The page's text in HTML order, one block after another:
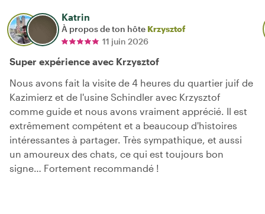
Katrin
À propos de ton hôte Krzysztof
11 juin 2026
Super expérience avec Krzysztof
Nous avons fait la visite de 4 heures du quartier juif de
Kazimierz et de l'usine Schindler avec Krzysztof
comme guide et nous avons vraiment apprécié. Il est
extrêmement compétent et a beaucoup d'histoires
intéressantes à partager. Très sympathique, et aussi
un amoureux des chats, ce qui est toujours bon
signe… Fortement recommandé !